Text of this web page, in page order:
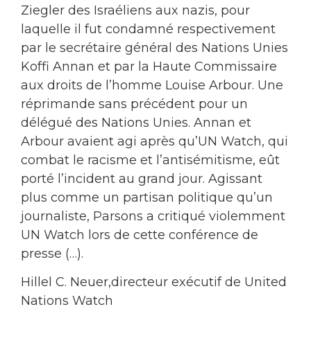
Ziegler des Israéliens aux nazis, pour
laquelle il fut condamné respectivement
par le secrétaire général des Nations Unies
Koffi Annan et par la Haute Commissaire
aux droits de l’homme Louise Arbour. Une
réprimande sans précédent pour un
délégué des Nations Unies. Annan et
Arbour avaient agi après qu’UN Watch, qui
combat le racisme et l’antisémitisme, eût
porté l’incident au grand jour. Agissant
plus comme un partisan politique qu’un
journaliste, Parsons a critiqué violemment
UN Watch lors de cette conférence de
presse (…).
Hillel C. Neuer,directeur exécutif de United
Nations Watch